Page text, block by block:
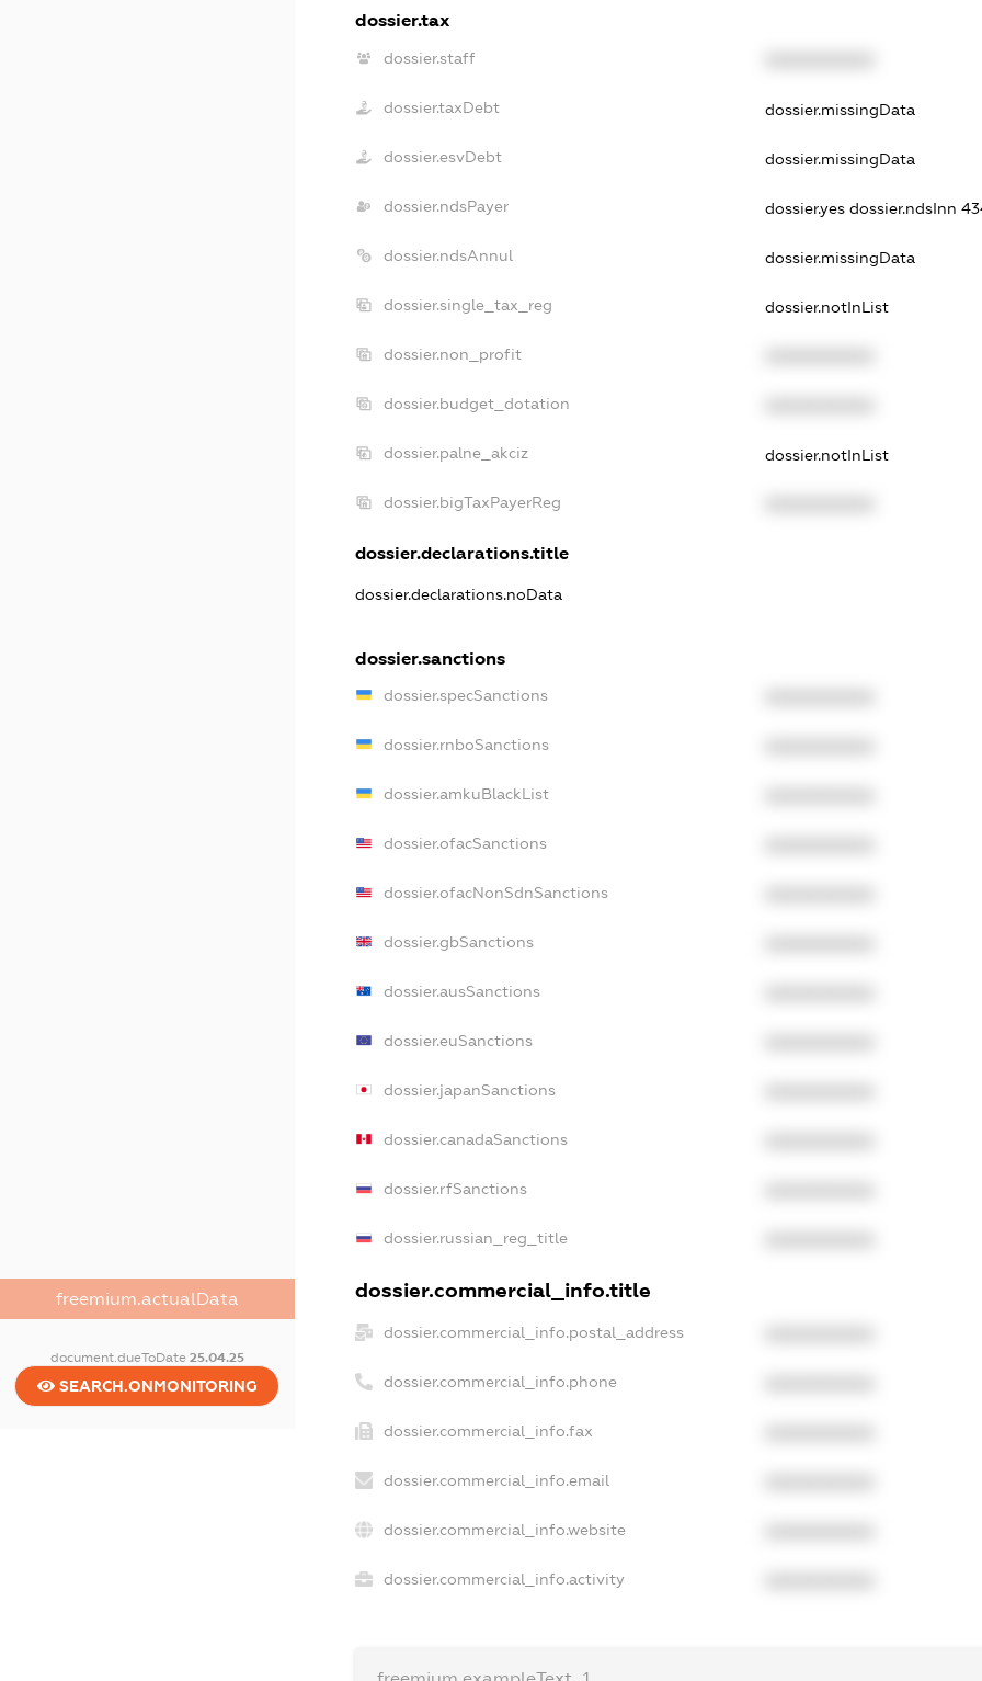
freemium.actualData
document.dueToDate 25.04.25
SEARCH.ONMONITORING
dossier.tax
dossier.staff
dossier.taxDebt dossier.missingData
dossier.esvDebt dossier.missingData
dossier.ndsPayer dossier.yes dossier.ndsInn
dossier.ndsAnnul dossier.missingData
dossier.single_tax_reg dossier.notInList
dossier.non_profit
dossier.budget_dotation
dossier.palne_akciz dossier.notInList
dossier.bigTaxPayerReg
dossier.declarations.title
dossier.declarations.noData
dossier.sanctions
dossier.specSanctions
dossier.rnboSanctions
dossier.amkuBlackList
dossier.ofacSanctions
dossier.ofacNonSdnSanctions
dossier.gbSanctions
dossier.ausSanctions
dossier.euSanctions
dossier.japanSanctions
dossier.canadaSanctions
dossier.rfSanctions
dossier.russian_reg_title
dossier.commercial_info.title
dossier.commercial_info.postal_address
dossier.commercial_info.phone
dossier.commercial_info.fax
dossier.commercial_info.email
dossier.commercial_info.website
dossier.commercial_info.activity